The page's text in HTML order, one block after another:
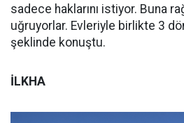
sadece haklarını istiyor. Buna
uğruyorlar. Evleriyle birlikte 3
şeklinde konuştu.
İLKHA